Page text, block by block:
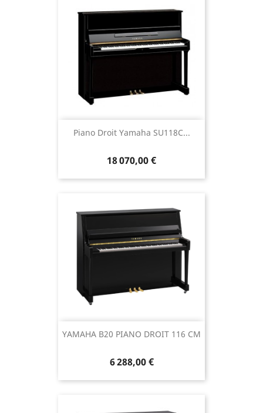
Piano Droit Yamaha SU118C...
18 070,00 €
YAMAHA B20 PIANO DROIT 116 CM
6 288,00 €